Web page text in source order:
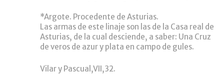
*Argote. Procedente de Asturias.
Las armas de este linaje son las de la Casa real de
Asturias, de la cual desciende, a saber: Una Cruz
de veros de azur y plata en campo de gules.
Vilar y Pascual,VII,32.